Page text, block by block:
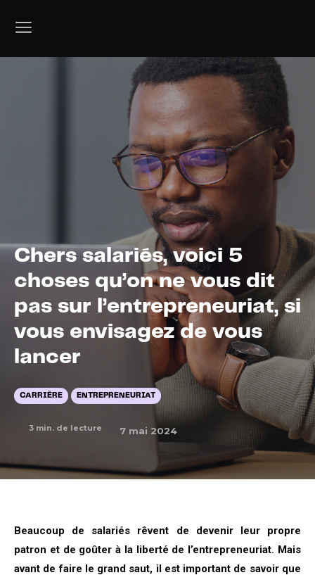
Chers salariés, voici 5
choses qu’on ne vous dit
pas sur l’entrepreneuriat, si
vous envisagez de vous
lancer
CARRIÈRE ENTREPRENEURIAT
3 min. de lecture 7 mai 2024
Beaucoup de salariés rêvent de devenir leur propre
patron et de goûter à la liberté de l’entrepreneuriat. Mais
avant de faire le grand saut, il est important de savoir que